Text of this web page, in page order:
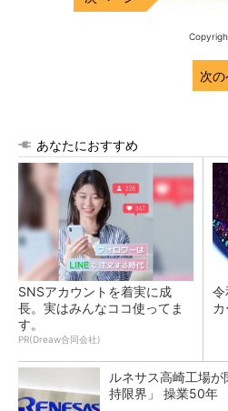
次
あなたにおすすめ
SNSアカウントを着実に成
長。実はみんなココ使ってま
す。
PR(Dreaw合同会社)
令
ルネサス高崎工場
持限界」 操業50年